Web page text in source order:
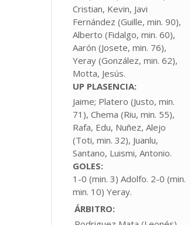
Cristian, Kevin, Javi
Fernández (Guille, min. 90),
Alberto (Fidalgo, min. 60),
Aarón (Josete, min. 76),
Yeray (González, min. 62),
Motta, Jesús.
UP PLASENCIA:
Jaime; Platero (Justo, min.
71), Chema (Riu, min. 55),
Rafa, Edu, Nuñez, Alejo
(Toti, min. 32), Juanlu,
Santano, Luismi, Antonio.
GOLES:
1-0 (min. 3) Adolfo. 2-0 (min.
min. 10) Yeray.
ÁRBITRO: